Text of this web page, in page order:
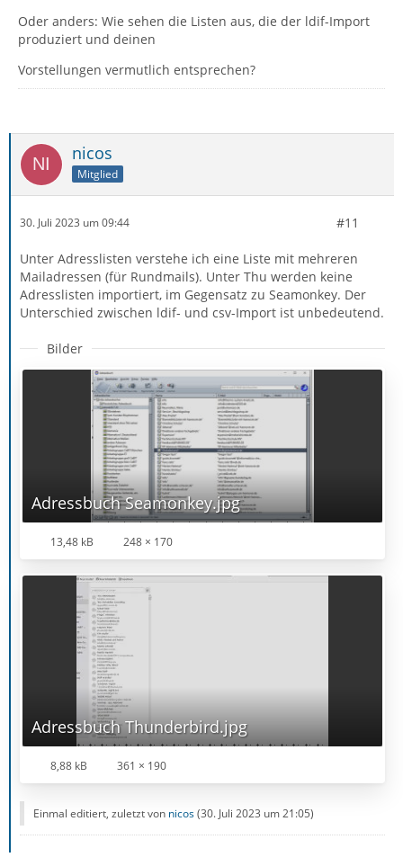
Oder anders: Wie sehen die Listen aus, die der ldif-Import
produziert und deinen
Vorstellungen vermutlich entsprechen?
nicos
Mitglied
30. Juli 2023 um 09:44 #11
Unter Adresslisten verstehe ich eine Liste mit mehreren
Mailadressen (für Rundmails). Unter Thu werden keine
Adresslisten importiert, im Gegensatz zu Seamonkey. Der
Unterschied zwischen ldif- und csv-Import ist unbedeutend.
Bilder
Adressbuch Seamonkey.jpg
13,48 kB 248 × 170
Adressbuch Thunderbird.jpg
8,88 kB 361 × 190
Einmal editiert, zuletzt von nicos(30. Juli 2023 um 21:05)